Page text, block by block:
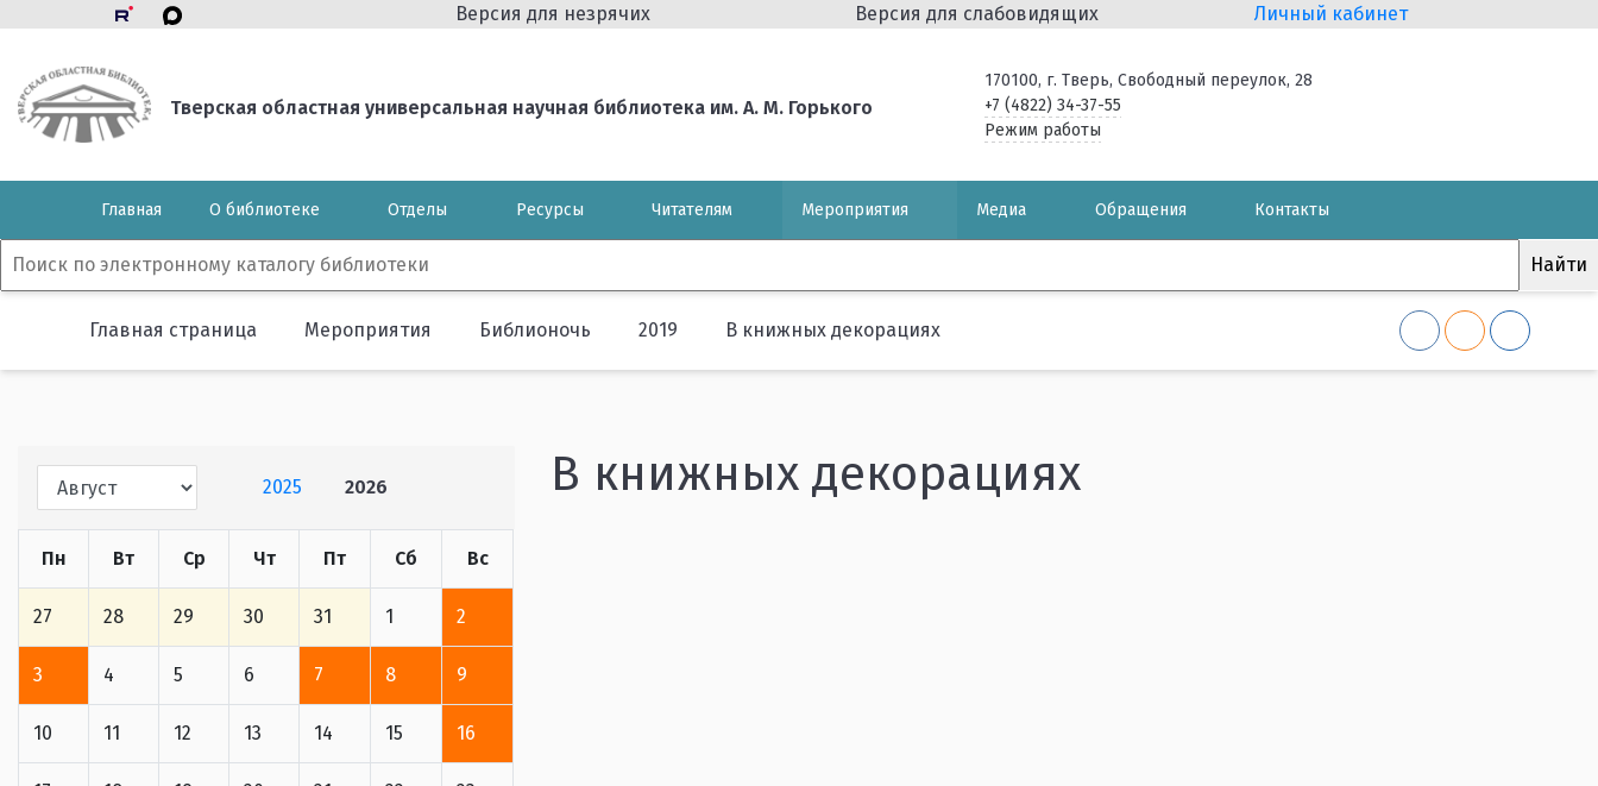
Версия для незрячих Версия для слабовидящих Личный кабинет
Тверская областная универсальная научная библиотека им. А. М. Горького
170100, г. Тверь, Свободный переулок, 28
+7 (4822) 34-37-55
Режим работы
Главная О библиотеке Отделы Ресурсы Читателям Мероприятия Медиа Обращения Контакты
Главная страница Мероприятия Библионочь 2019 В книжных декорациях
2025 2026
Пн Вт Ср Чт Пт Сб Вс
27 28 29 30 31 1 2
3 4 5 6 7 8 9
10 11 12 13 14 15 16
В книжных декорациях